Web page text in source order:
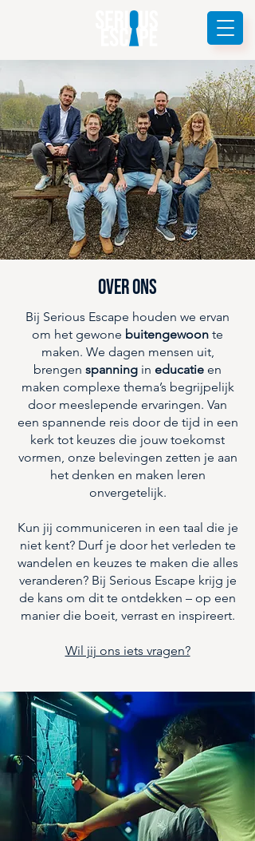
Over ons
Bij Serious Escape houden we ervan
om het gewone buitengewoon te
maken. We dagen mensen uit,
brengen spanning in educatie en
maken complexe thema’s begrijpelijk
door meeslepende ervaringen. Van
een spannende reis door de tijd in een
kerk tot keuzes die jouw toekomst
vormen, onze belevingen zetten je aan
het denken en maken leren
onvergetelijk.
Kun jij communiceren in een taal die je
niet kent? Durf je door het verleden te
wandelen en keuzes te maken die alles
veranderen? Bij Serious Escape krijg je
de kans om dit te ontdekken – op een
manier die boeit, verrast en inspireert.
Wil jij ons iets vragen?